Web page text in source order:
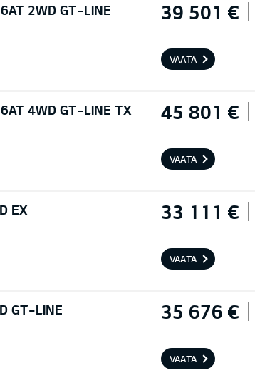
2WD GT-LINE 39 501 €
VAATA
4WD GT-LINE TX 45 801 €
VAATA
EX 33 111 €
VAATA
GT-LINE 35 676 €
VAATA